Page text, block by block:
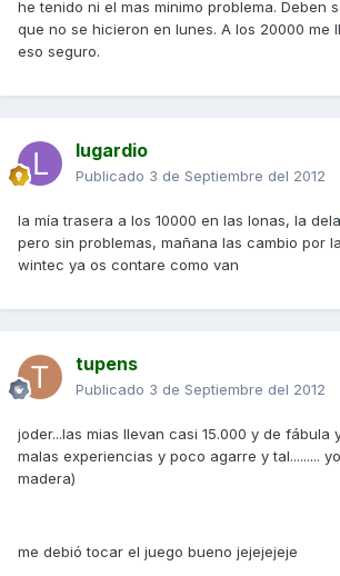
he tenido ni el mas minimo problema. Deben
que no se hicieron en lunes. A los 20000 me
eso seguro.
lugardio
Publicado 3 de Septiembre del 2012
la mía trasera a los 10000 en las lonas, la
pero sin problemas, mañana las cambio por
wintec ya os contare como van
tupens
Publicado 3 de Septiembre del 2012
joder...las mias llevan casi 15.000 y de fábula
malas experiencias y poco agarre y tal.........
madera)
me debió tocar el juego bueno jejejejeje